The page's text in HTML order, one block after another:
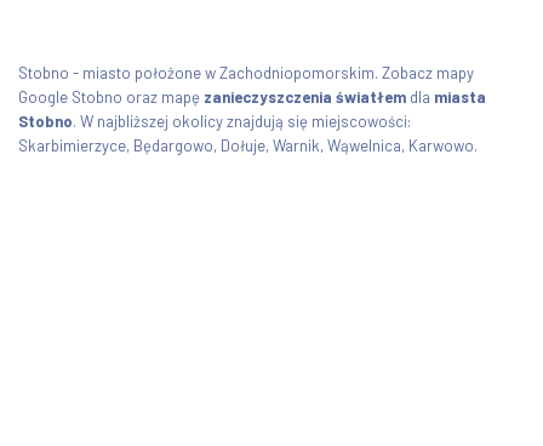
Stobno - miasto położone w Zachodniopomorskim. Zobacz mapy
Google Stobno oraz mapę zanieczyszczenia światłem dla miasta
Stobno. W najbliższej okolicy znajdują się miejscowości:
Skarbimierzyce, Będargowo, Dołuje, Warnik, Wąwelnica, Karwowo.